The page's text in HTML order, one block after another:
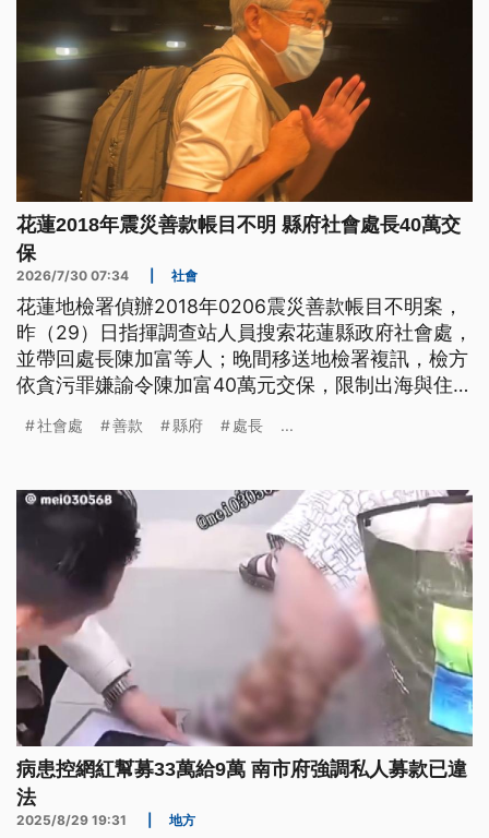
花蓮2018年震災善款帳目不明 縣府社會處長40萬交
保
2026/7/30 07:34 社會
花蓮地檢署偵辦2018年0206震災善款帳目不明案，
昨（29）日指揮調查站人員搜索花蓮縣政府社會處，
並帶回處長陳加富等人；晚間移送地檢署複訊，檢方
依貪污罪嫌諭令陳加富40萬元交保，限制出海與住
明表示，選前重啟舊案，偵辦時機可議，籲司法勿成
社會處 善款 縣府 處長 ...
病患控網紅幫募33萬給9萬 南市府強調私人募款已違
法
2025/8/29 19:31 地方